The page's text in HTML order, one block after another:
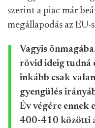
szerint a piac már
megállapodás az EU-
Vagyis
rövid ideig tudná
inkább csak
gyengülés
Év végére ennek
400-410 közötti